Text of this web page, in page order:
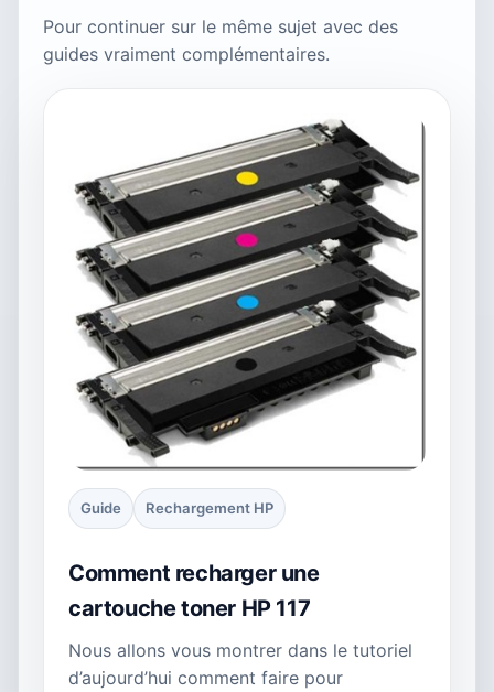
Pour continuer sur le même sujet avec des
guides vraiment complémentaires.
Guide Rechargement HP
Comment recharger une
cartouche toner HP 117
Nous allons vous montrer dans le tutoriel
d’aujourd’hui comment faire pour